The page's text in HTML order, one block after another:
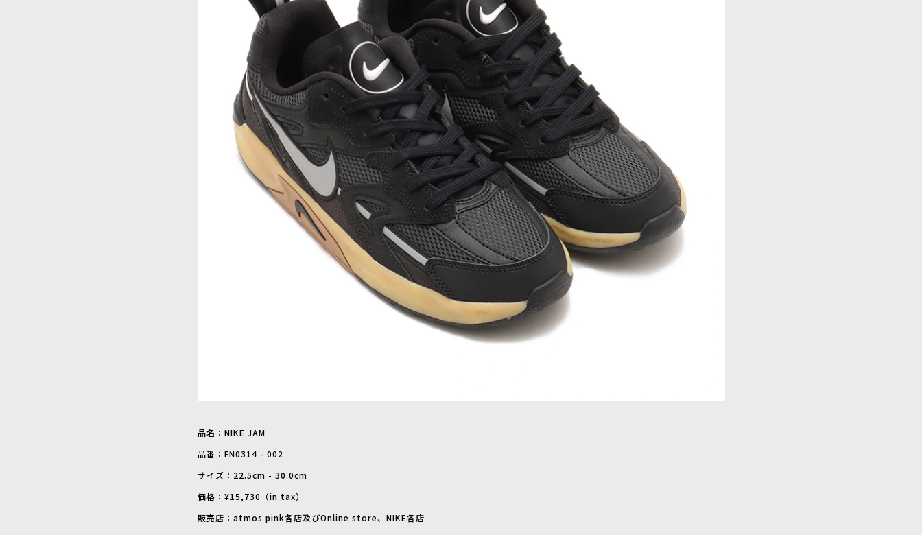
品名：NIKE JAM
品番：FN0314 - 002
サイズ：22.5cm - 30.0cm
価格：¥15,730（in tax）
販売店：atmos pink各店及びOnline store、NIKE各店